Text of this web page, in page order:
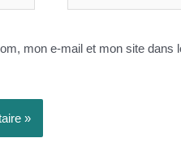
mon e-mail et mon site dans